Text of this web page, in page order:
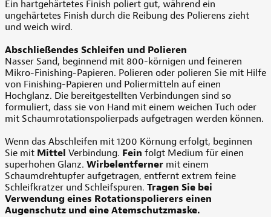
Ein hartgehärtetes Finish poliert gut, während ein
ungehärtetes Finish durch die Reibung des Polierens zieht
und weich wird.
Abschließendes Schleifen und Polieren
Nasser Sand, beginnend mit 800-körnigen und feineren
Mikro-Finishing-Papieren. Polieren oder polieren Sie mit Hilfe
von Finishing-Papieren und Poliermitteln auf einen
Hochglanz. Die bereitgestellten Verbindungen sind so
formuliert, dass sie von Hand mit einem weichen Tuch oder
mit Schaumrotationspolierpads aufgetragen werden können.
Wenn das Abschleifen mit 1200 Körnung erfolgt, beginnen
Sie mit Mittel Verbindung. Fein folgt Medium für einen
superhohen Glanz. Wirbelentfernermit einem
Schaumdrehtupfer aufgetragen, entfernt extrem feine
Schleifkratzer und Schleifspuren. Tragen Sie bei
Verwendung eines Rotationspolierers einen
Augenschutz und eine Atemschutzmaske.